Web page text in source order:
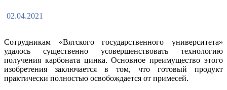
02.04.2021
Сотрудникам «Вятского государственного университета»
удалось существенно усовершенствовать технологию
получения карбоната цинка. Основное преимущество этого
изобретения заключается в том, что готовый продукт
практически полностью освобождается от примесей.